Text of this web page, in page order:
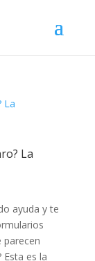
La
ayuda y te
parecen
es la